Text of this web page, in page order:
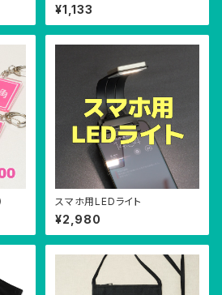
¥1,133
スマホ用LEDライト
¥2,980